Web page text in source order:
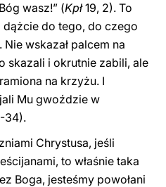
wasz!” (Kpł19, 2). To
dążcie do tego, do czego
Nie wskazał palcem na
skazali i okrutnie zabili, ale
na krzyżu. I
Mu gwoździe w
34).
Chrystusa, jeśli
to właśnie taka
Boga, jesteśmy powołani